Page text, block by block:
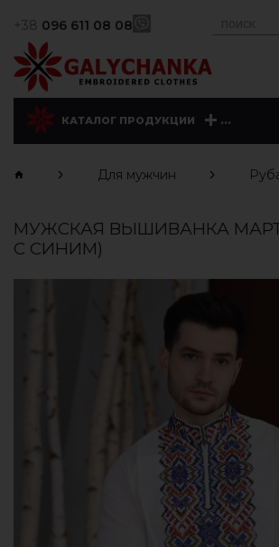
+38 096 611 08 08
КАТАЛОГ ПРОДУКЦИИ ...
Для мужчин
МУЖСКАЯ ВЫШИВАНКА
С СИНИМ)